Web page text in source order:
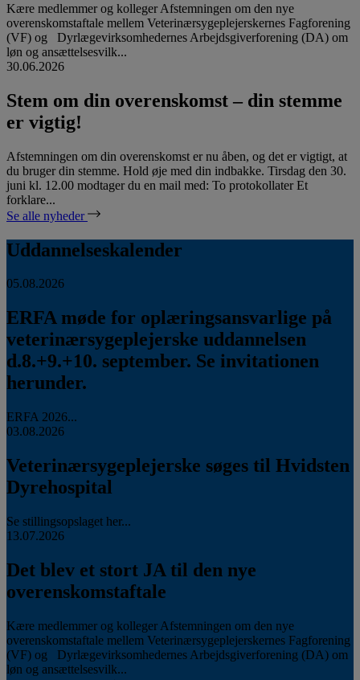
Kære medlemmer og kolleger Afstemningen om den nye
overenskomstaftale mellem Veterinærsygeplejerskernes Fagforening
(VF) og Dyrlægevirksomhedernes Arbejdsgiverforening (DA) om
løn og ansættelsesvilk...
30.06.2026
Stem om din overenskomst – din stemme
er vigtig!
Afstemningen om din overenskomst er nu åben, og det er vigtigt, at
du bruger din stemme. Hold øje med din indbakke. Tirsdag den 30.
juni kl. 12.00 modtager du en mail med: To protokollater Et
forklare...
Se alle nyheder
Uddannelseskalender
05.08.2026
ERFA møde for oplæringsansvarlige på
veterinærsygeplejerske uddannelsen
d.8.+9.+10. september. Se invitationen
herunder.
ERFA 2026...
03.08.2026
Veterinærsygeplejerske søges til Hvidsten
Dyrehospital
Se stillingsopslaget her...
13.07.2026
Det blev et stort JA til den nye
overenskomstaftale
Kære medlemmer og kolleger Afstemningen om den nye
overenskomstaftale mellem Veterinærsygeplejerskernes Fagforening
(VF) og Dyrlægevirksomhedernes Arbejdsgiverforening (DA) om
løn og ansættelsesvilk...